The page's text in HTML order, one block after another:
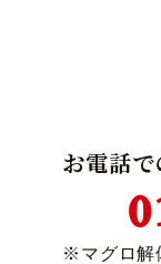
お電話
※マグロ解